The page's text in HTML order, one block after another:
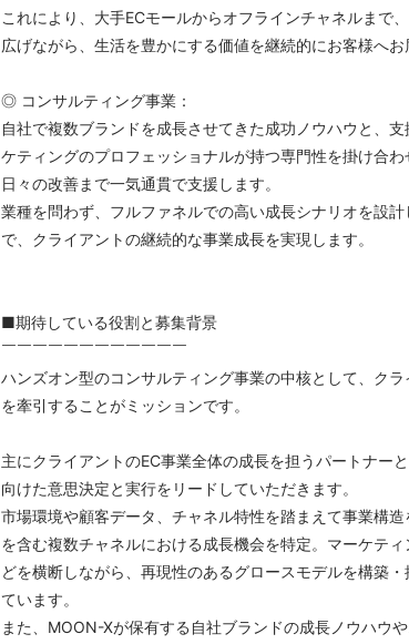
これにより、大手ECモールからオフラインチャネルまで
広げながら、生活を豊かにする価値を継続的にお客様へお
◎ コンサルティング事業：
自社で複数ブランドを成長させてきた成功ノウハウと、
ケティングのプロフェッショナルが持つ専門性を掛け合わ
日々の改善まで一気通貫で支援します。
業種を問わず、フルファネルでの高い成長シナリオを設
で、クライアントの継続的な事業成長を実現します。
■期待している役割と募集背景
￣￣￣￣￣￣￣￣￣￣￣￣
ハンズオン型のコンサルティング事業の中核として、ク
を牽引することがミッションです。
主にクライアントのEC事業全体の成長を担うパートナー
向けた意思決定と実行をリードしていただきます。
市場環境や顧客データ、チャネル特性を踏まえて事業構
を含む複数チャネルにおける成長機会を特定。マーケテ
どを横断しながら、再現性のあるグロースモデルを構築
ています。
また、MOON-Xが保有する自社ブランドの成長ノウハウ